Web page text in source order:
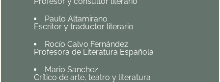
Paulo Altamirano
Escritor y traductor literario
Rocío Calvo Fernández
Profesora de Literatura Española
Mario Sanchez
Crítico de arte, teatro y literatura